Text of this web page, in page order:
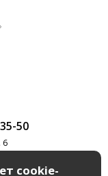
50
6
cookie-